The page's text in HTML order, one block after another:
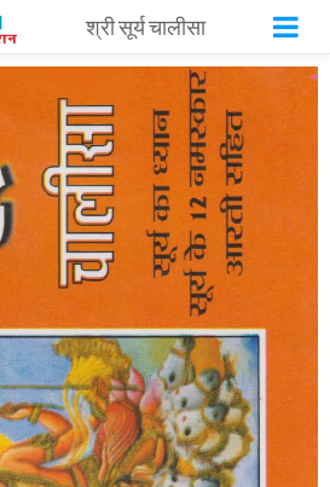
श्री सूर्य चालीसा